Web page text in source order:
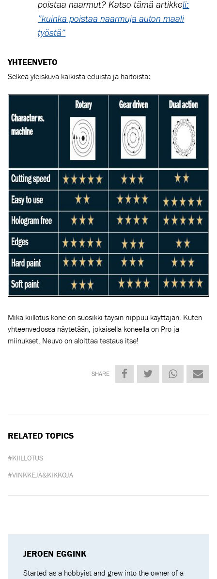
poistaa naarmut? Katso tämä artikkeli:
”kuinka poistaa naarmuja auton maali
työstä”
YHTEENVETO
Selkeä yleiskuva kaikista eduista ja haitoista:
Mikä kiillotus kone on suosikki täysin riippuu käyttäjän. Kuten
yhteenvedossa näytetään, jokaisella koneella on Pro-ja
miinukset. Neuvo on aloittaa testaus itse!
SHARE
RELATED TOPICS
#KIILLOTUS
#VINKKEJÄ&KIKKOJA
JEROEN EGGINK
Started as a hobbyist and grew into the owner of a